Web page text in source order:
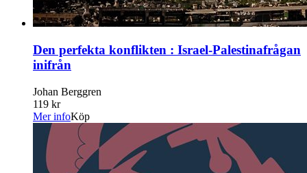
Den perfekta konflikten : Israel-Palestinafrågan
inifrån
Johan Berggren
119 kr
Mer infoKöp